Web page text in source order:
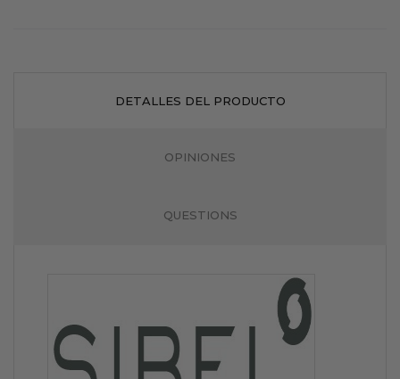
DETALLES DEL PRODUCTO
OPINIONES
QUESTIONS